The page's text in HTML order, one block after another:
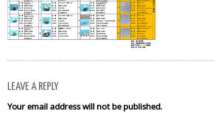
LEAVE A REPLY
Your email address will not be published.